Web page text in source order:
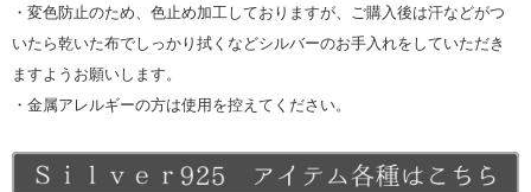
・変色防止のため、色止め加工しておりますが、ご購入後は汗などがつ
いたら乾いた布でしっかり拭くなどシルバーのお手入れをしていただき
ますようお願いします。
・金属アレルギーの方は使用を控えてください。